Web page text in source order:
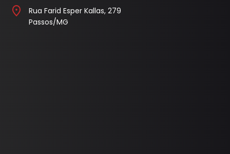
Rua Farid Esper Kallas, 279
Passos/MG